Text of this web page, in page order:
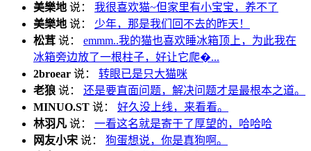
美樂地 说： 我很喜欢猫~但家里有小宝宝，养不了
美樂地 说： 少年，那是我们回不去的昨天！
松茸 说： emmm..我的猫也喜欢睡冰箱顶上，为此我在
冰箱旁边放了一根柱子，好让它爬�...
2broear 说： 转眼已是只大猫咪
老狼 说： 还是要直面问题，解决问题才是最根本之道。
MINUO.ST 说： 好久没上线，来看看。
林羽凡 说： 一看这名就是寄于了厚望的，哈哈哈
网友小宋 说： 狗蛋想说，你是真狗啊。